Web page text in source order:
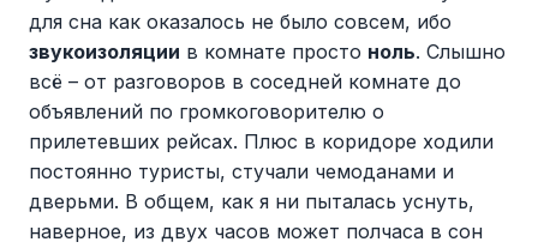
для сна как оказалось не было совсем, ибо
звукоизоляции в комнате просто ноль. Слышно
всё – от разговоров в соседней комнате до
объявлений по громкоговорителю о
прилетевших рейсах. Плюс в коридоре ходили
постоянно туристы, стучали чемоданами и
дверьми. В общем, как я ни пыталась уснуть,
наверное, из двух часов может полчаса в сон